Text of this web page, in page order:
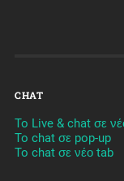
CHAT
To Live & chat σε
To chat σε pop-up
To chat σε νέο tab